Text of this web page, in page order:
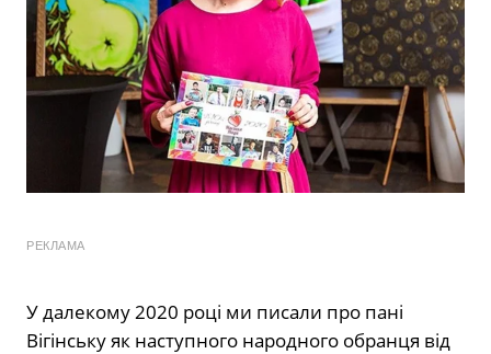
РЕКЛАМА
У далекому 2020 році ми писали про пані
Вігінську як наступного народного обранця від